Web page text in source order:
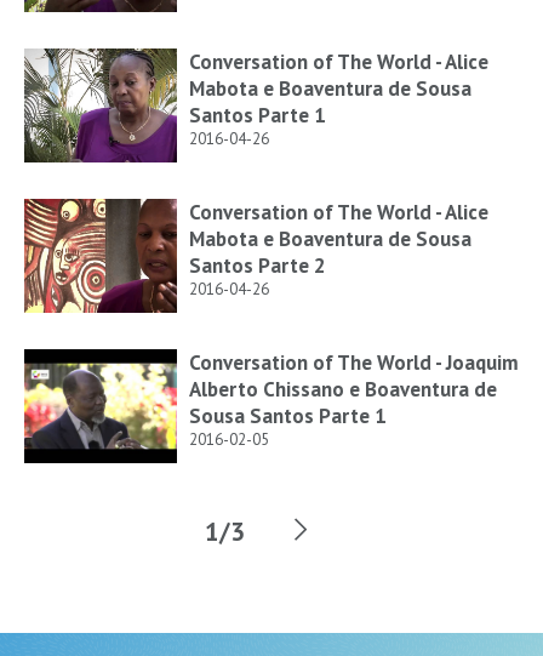
Conversation of The World - Alice
Mabota e Boaventura de Sousa
Santos Parte 1
2016-04-26
Conversation of The World - Alice
Mabota e Boaventura de Sousa
Santos Parte 2
2016-04-26
Conversation of The World - Joaquim
Alberto Chissano e Boaventura de
Sousa Santos Parte 1
2016-02-05
1/3